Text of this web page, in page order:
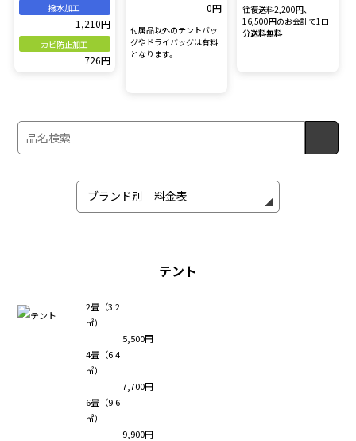
撥水加工
1,210円
カビ防止加工
726円
0円
付属品以外のテントバッ
グやドライバッグは有料
となります。
往復送料2,200円、
16,500円のお会計で1口
分送料無料
テント
2畳（3.2
㎡）
5,500円
4畳（6.4
㎡）
7,700円
6畳（9.6
㎡）
9,900円